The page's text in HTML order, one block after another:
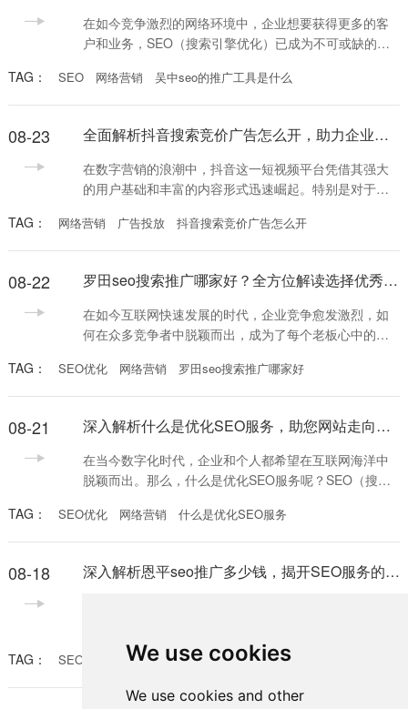
We use cookies
We use cookies and other
优化、链接建设和技术SEO等。通过阅读相关书
在如今竞争激烈的网络环境中，企业想要获得更多的客
户和业务，SEO（搜索引擎优化）已成为不可或缺的营
极地提升自己的网络曝光率。那么，吴中seo的推广工具
是什么呢？本文将为您一一揭秘。 首先，我们需要明确
的是，SEO是一项长期的工作，它不仅仅关乎关键词的
优化，还包括对网站结构、内容的全面改造。在吴中地
区，许多企业在进行SEO时，常常选择一些专业的推
TAG： SEO 网络营销 吴中seo的推广工具是什么
08-23 全面解析抖音搜索竞价广告怎么开，助力企业线上营销转型
在数字营销的浪潮中，抖音这一短视频平台凭借其强大
的用户基础和丰富的内容形式迅速崛起。特别是对于希
竞价广告怎么开显得尤为重要。在这篇文章中，我们将
详细讲解如何有效开启抖音搜索竞价广告，帮助你在竞
争激烈的市场中脱颖而出。 首先，想要了解抖音搜索竞
价广告怎么开，企业需要注册并登录抖音广告投放平
台。注册过程相对简单，企业只需提供基本的信息和相
关证件进行
TAG： 网络营销 广告投放 抖音搜索竞价广告怎么开
08-22 罗田seo搜索推广哪家好？全方位解读选择优秀SEO公司的标准
在如今互联网快速发展的时代，企业竞争愈发激烈，如
何在众多竞争者中脱颖而出，成为了每个老板心中的难
解决方案。很多企业开始关注“罗田seo搜索推广哪家
好”的问题，以便为自身的网络营销寻求最佳的合作伙
伴。 首先，选择一家优秀的SEO公司至关重要。罗田地
区的企业在选择SEO公司时，可以从多个方面进行考
量。首先是公司的专业性和行业经验。好的SEO公司通
常
TAG： SEO优化 网络营销 罗田seo搜索推广哪家好
08-21 深入解析什么是优化SEO服务，助您网站走向成功之路
在当今数字化时代，企业和个人都希望在互联网海洋中
脱颖而出。那么，什么是优化SEO服务呢？SEO（搜索
引擎结果页（SERP）中的排名，从而增加网站流量和提
升品牌知名度的服务。在这篇文章中，我们将详细探讨
优化SEO服务的内涵、重要性及其实施方法。 首先，优
化SEO服务的目的在于提升网站在搜索引擎中的可见
TAG： SEO优化 网络营销 什么是优化SEO服务
08-18 深入解析恩平seo推广多少钱，揭开SEO服务的真实成本与价值
客户的重要手段。尤其是在恩平这样的地方市场，许多
企业开始意识到SEO的潜力。然而，许多企业主心中存
有疑问：恩平seo推广多少钱？本文将为您详细解析这一
问题，为您提供一个全面的视角。 首先，了解SEO推广
TAG： SEO费用 网络营销 恩平seo推广多少钱